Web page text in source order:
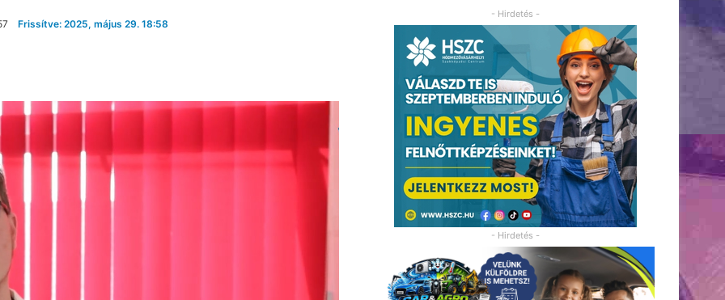
Frissítve: 2025, május 29. 18:58
- Hirdetés -
- Hirdetés -